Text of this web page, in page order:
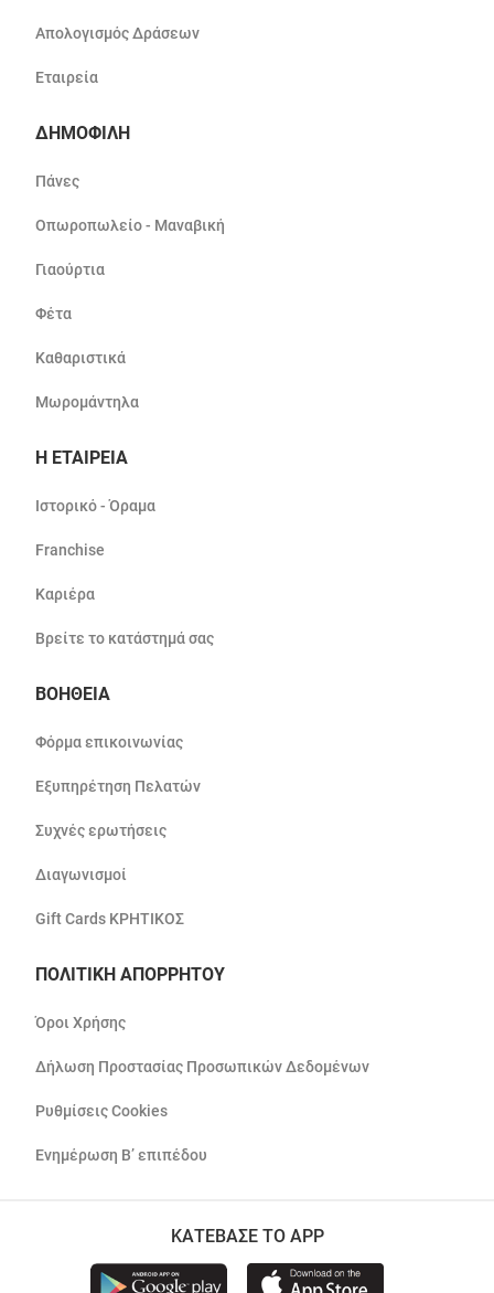
Απολογισμός Δράσεων
Εταιρεία
ΔΗΜΟΦΙΛΗ
Πάνες
Οπωροπωλείο - Μαναβική
Γιαούρτια
Φέτα
Καθαριστικά
Μωρομάντηλα
Η ΕΤΑΙΡΕΙΑ
Ιστορικό - Όραμα
Franchise
Καριέρα
Βρείτε το κατάστημά σας
ΒΟΗΘΕΙΑ
Φόρμα επικοινωνίας
Εξυπηρέτηση Πελατών
Συχνές ερωτήσεις
Διαγωνισμοί
Gift Cards ΚΡΗΤΙΚΟΣ
ΠΟΛΙΤΙΚΗ ΑΠΟΡΡΗΤΟΥ
Όροι Χρήσης
Δήλωση Προστασίας Προσωπικών Δεδομένων
Ρυθμίσεις Cookies
Ενημέρωση Β’ επιπέδου
ΚΑΤΕΒΑΣΕ ΤΟ APP